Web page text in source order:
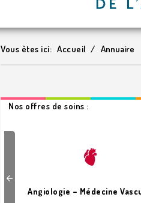
Vous ètes ici: Accueil Annuaire
Nos offres de soins :
Previous
Angiologie – Médecine